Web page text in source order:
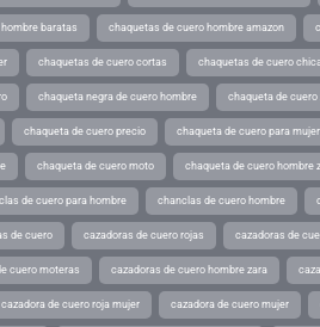
baratas chaquetas de cuero hombre amazon
chaquetas de cuero cortas chaquetas de cuero
chaqueta negra de cuero hombre chaqueta de cuero
chaqueta de cuero precio chaqueta de cuero para mujer
chaqueta de cuero moto chaqueta de cuero hombre
de cuero para hombre chanclas de cuero hombre
de cuero cazadoras de cuero rojas cazadoras de
cuero moteras cazadoras de cuero hombre zara
cazadora de cuero roja mujer cazadora de cuero mujer